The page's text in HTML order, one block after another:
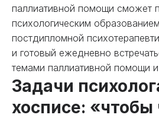
паллиативной помощи сможет
психологическим
постдипломной
и готовый ежедневно
темами паллиативной помощи и
Задачи
хосписе: «чтобы